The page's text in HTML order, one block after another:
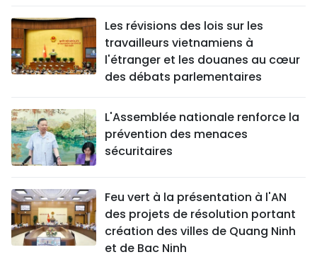
Les révisions des lois sur les
travailleurs vietnamiens à
l'étranger et les douanes au cœur
des débats parlementaires
L'Assemblée nationale renforce la
prévention des menaces
sécuritaires
Feu vert à la présentation à l'AN
des projets de résolution portant
création des villes de Quang Ninh
et de Bac Ninh